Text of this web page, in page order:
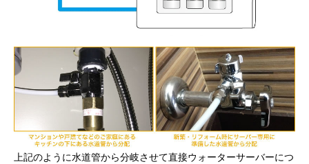
上記のように水道管から分岐させて直接ウォーターサーバーにつ